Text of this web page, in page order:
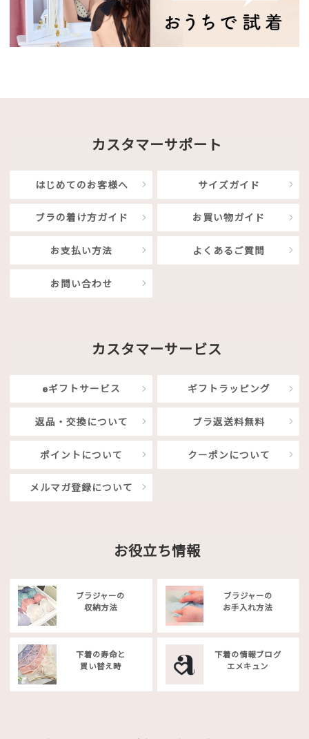
カスタマーサポート
はじめてのお客様へ サイズガイド
ブラの着け方ガイド お買い物ガイド
お支払い方法 よくあるご質問
お問い合わせ
カスタマーサービス
eギフトサービス ギフトラッピング
返品・交換について ブラ返送料無料
ポイントについて クーポンについて
メルマガ登録について
お役立ち情報
ブラジャーの
収納方法
ブラジャーの
お手入れ方法
下着の寿命と
買い替え時
下着の情報ブログ
エメキュン